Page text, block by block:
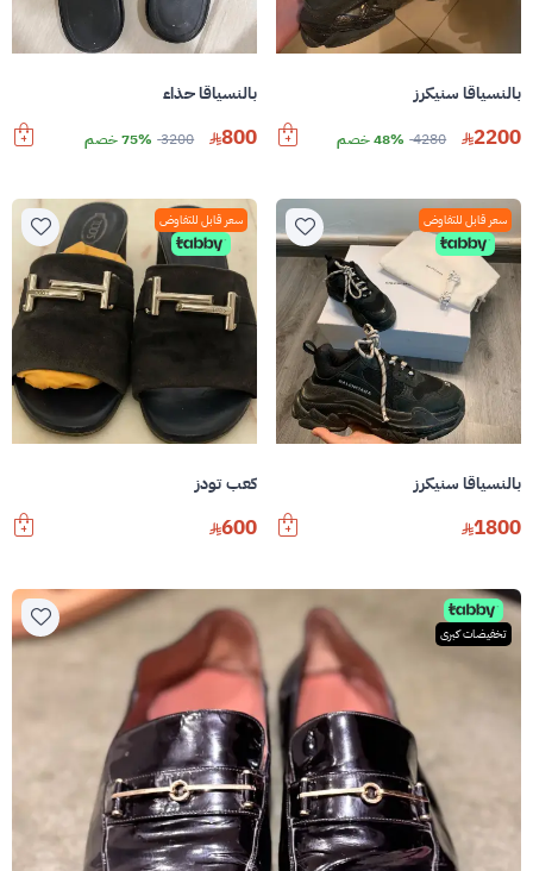
بالنسياقا سنيكرز
2200
4280 48% خصم
بالنسياقا حذاء
800
3200 75% خصم
سعر قابل للتفاوض
بالنسياقا سنيكرز
1800
سعر قابل للتفاوض
كعب تودز
600
تخفيضات كبرى